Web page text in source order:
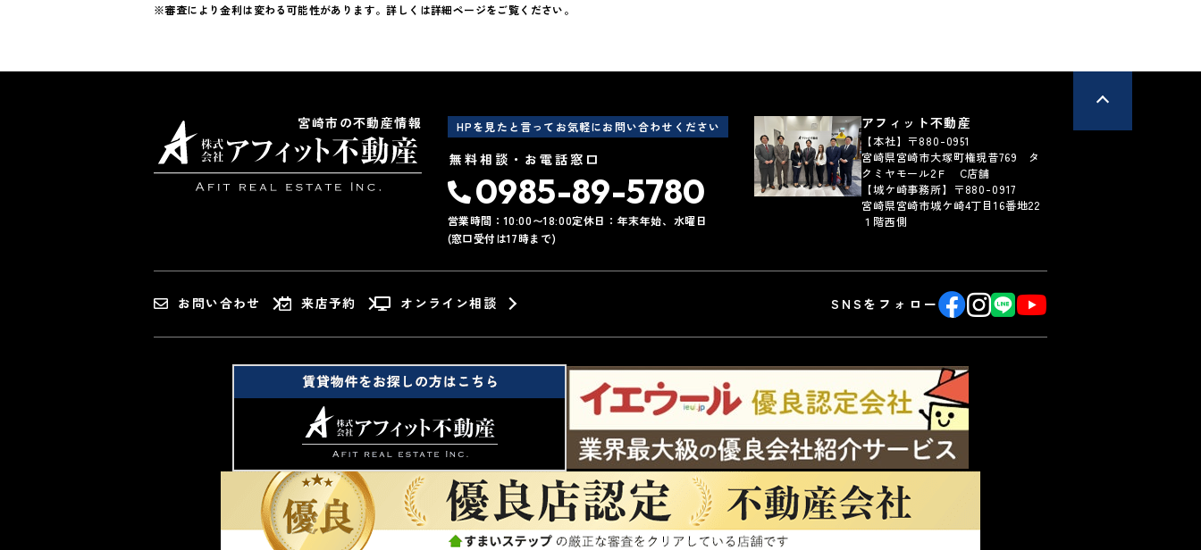
※審査により金利は変わる可能性があります。詳しくは詳細ページをご覧ください。
宮崎市の不動産情報 HPを見たと言ってお気軽にお問い合わせください
無料相談・お電話窓口
0985-89-5780
営業時間：10:00〜18:00定休日：年末年始、水曜日
(窓口受付は17時まで)
アフィット不動産
【本社】〒880-0951
宮崎県宮崎市大塚町権現昔769 タ
クミヤモール2Ｆ C店舗
【城ケ崎事務所】〒880-0917
宮崎県宮崎市城ケ崎4丁目16番地22
１階西側
お問い合わせ 来店予約 オンライン相談 SNSをフォロー